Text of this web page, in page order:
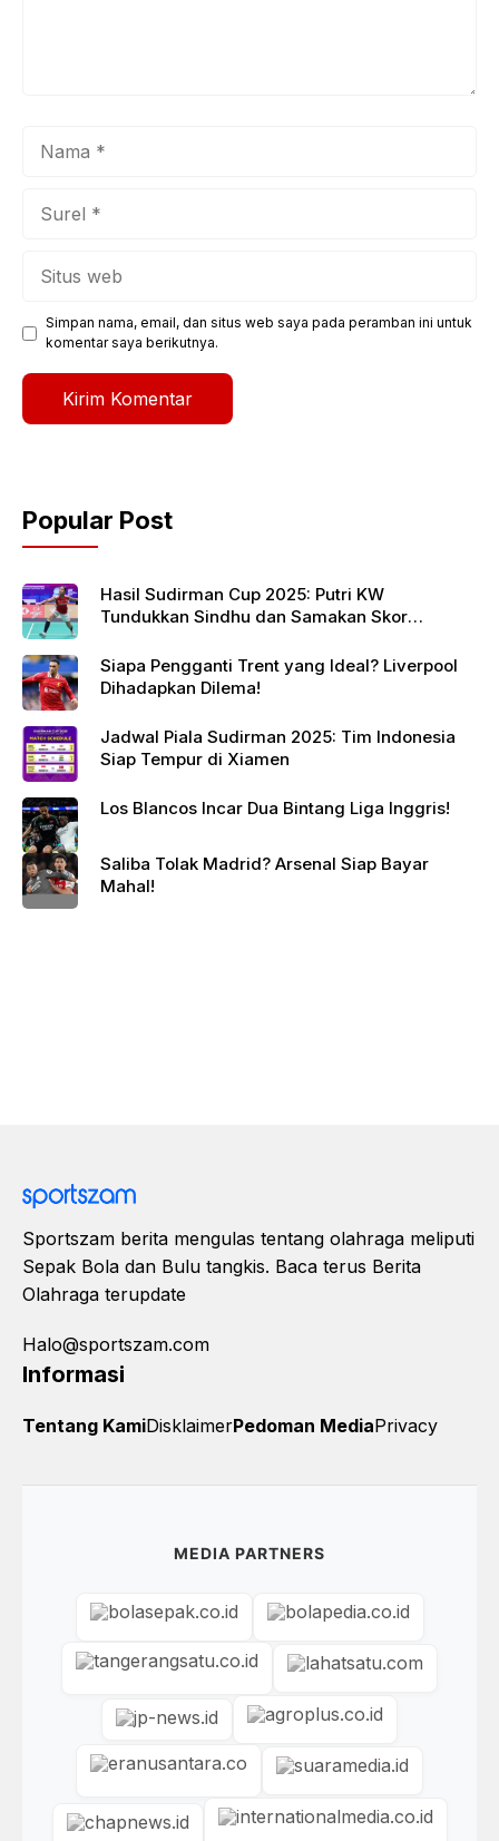
Simpan nama, email, dan situs web saya pada peramban ini untuk
komentar saya berikutnya.
Popular Post
Hasil Sudirman Cup 2025: Putri KW
Tundukkan Sindhu dan Samakan Skor
Siapa Pengganti Trent yang Ideal? Liverpool
Dihadapkan Dilema!
Jadwal Piala Sudirman 2025: Tim Indonesia
Siap Tempur di Xiamen
Los Blancos Incar Dua Bintang Liga Inggris!
Saliba Tolak Madrid? Arsenal Siap Bayar
Mahal!
Sportszam berita mengulas tentang olahraga meliputi
Sepak Bola dan Bulu tangkis. Baca terus Berita
Olahraga terupdate
Halo@sportszam.com
Informasi
Tentang KamiDisklaimerPedoman MediaPrivacy
MEDIA PARTNERS